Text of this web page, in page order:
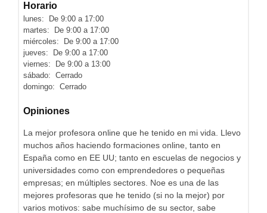
Horario
lunes: De 9:00 a 17:00
martes: De 9:00 a 17:00
miércoles: De 9:00 a 17:00
jueves: De 9:00 a 17:00
viernes: De 9:00 a 13:00
sábado: Cerrado
domingo: Cerrado
Opiniones
La mejor profesora online que he tenido en mi vida. Llevo
muchos años haciendo formaciones online, tanto en
España como en EE UU; tanto en escuelas de negocios y
universidades como con emprendedores o pequeñas
empresas; en múltiples sectores. Noe es una de las
mejores profesoras que he tenido (si no la mejor) por
varios motivos: sabe muchísimo de su sector, sabe